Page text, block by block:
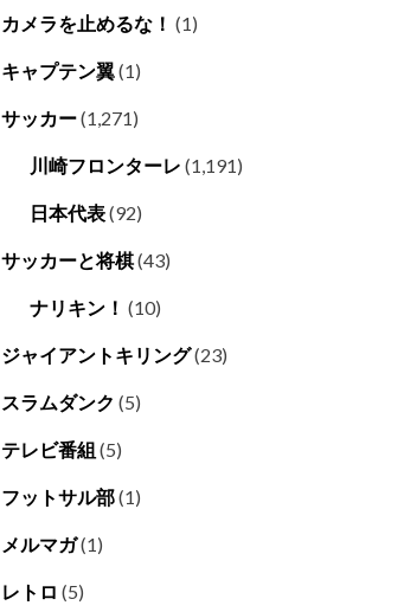
カメラを止めるな！ (1)
キャプテン翼(1)
サッカー(1,271)
川崎フロンターレ (1,191)
日本代表(92)
サッカーと将棋(43)
ナリキン！ (10)
ジャイアントキリング(23)
スラムダンク (5)
テレビ番組 (5)
フットサル部(1)
メルマガ(1)
レトロ (5)